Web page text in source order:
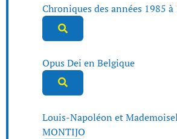
Chroniques des années 1985 à
Opus Dei en Belgique
Louis-Napoléon et
MONTIJO